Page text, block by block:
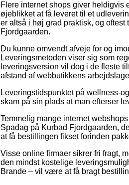
Flere internet shops giver
øjeblikket at få leveret til et
er altså i høj grad praktisk, og
Fjordgaarden.
Du kunne omvendt afveje for og
Leveringsmetoden viser sig som
leveringsversion vil dog i de fleste
afstand af webbutikkens
Leveringstidspunktet på wellness-
skam på sin plads at man efterser
Temmelig mange internet
Spadag på Kurbad Fjordgaarden,
at få bestillingen fikset forinden
Visse online firmaer sikrer fri fragt,
den mindst kostelige
Brande – vil være at få bragt